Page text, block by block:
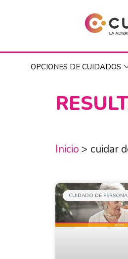
OPCIONES DE CUIDADOS
Inicio > cuidar
CUIDADO DE